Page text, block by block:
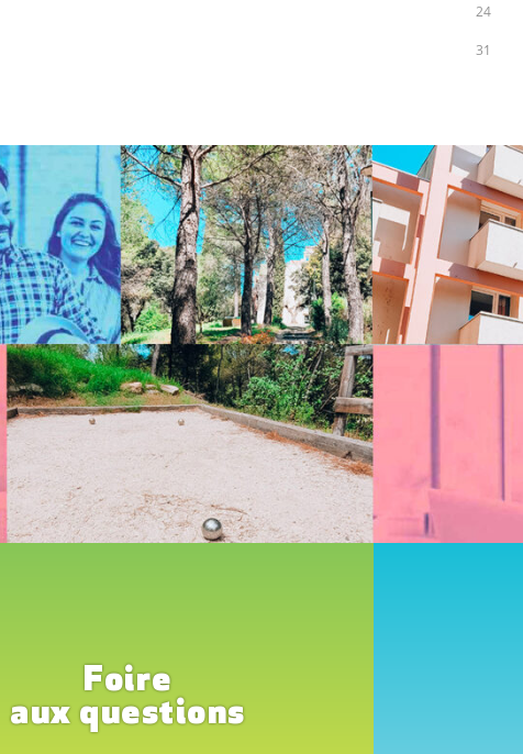
24
31
Foire
aux questions